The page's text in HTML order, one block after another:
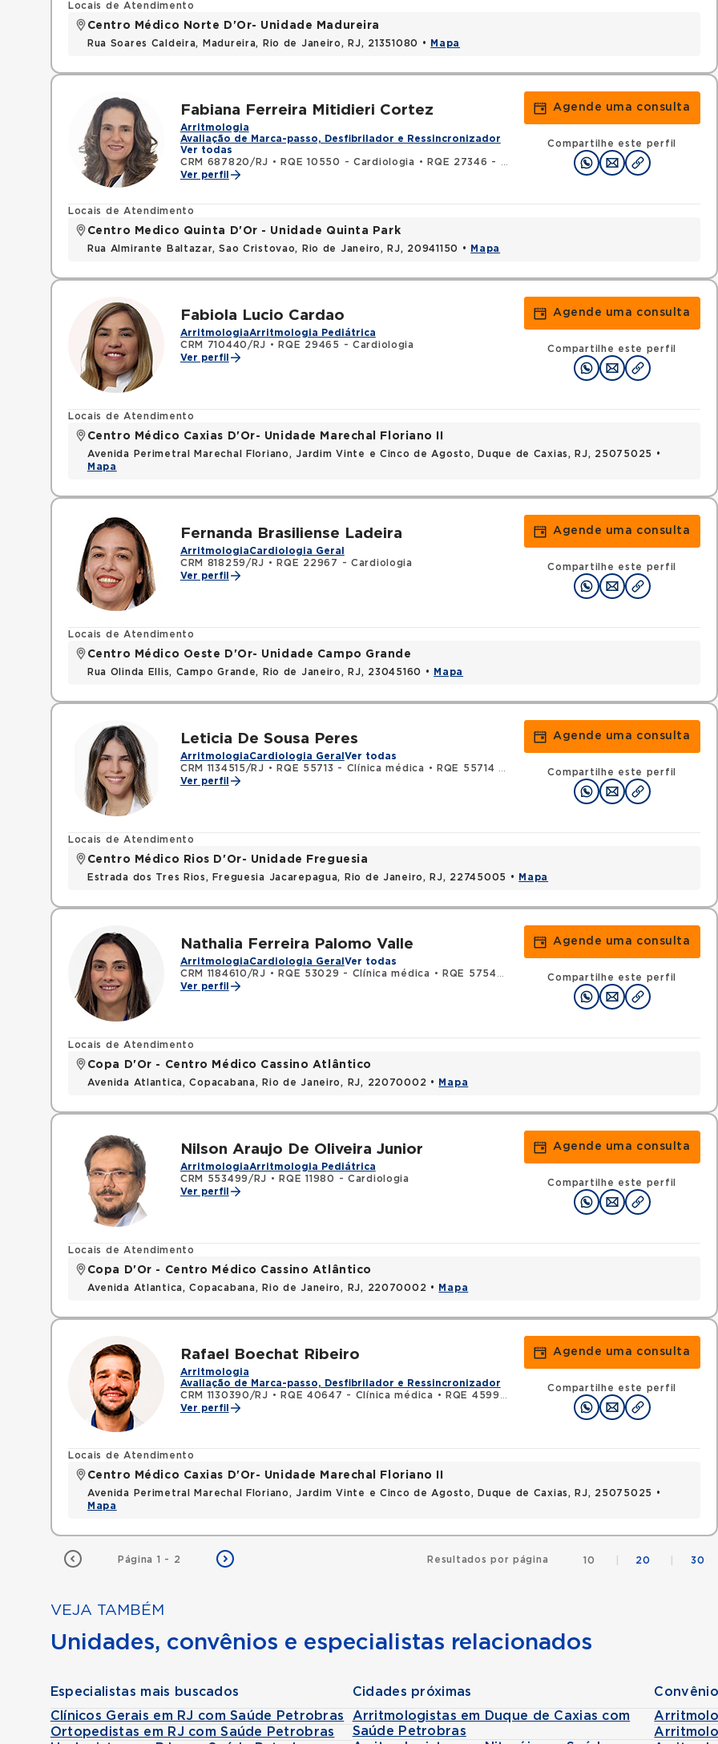
Locais de Atendimento
Centro Médico Norte D'Or- Unidade Madureira
Rua Soares Caldeira, Madureira, Rio de Janeiro, RJ, 21351080 • Mapa
Fabiana Ferreira Mitidieri Cortez
Arritmologia
Avaliação de Marca-passo, Desfibrilador e Ressincronizador
Ver todas
CRM 687820/RJ • RQE 10550 - Cardiologia •
RQE 27346 - Clínica médica
Ver perfil
Agende uma consulta
Compartilhe este perfil
Locais de Atendimento
Centro Medico Quinta D'Or - Unidade Quinta Park
Rua Almirante Baltazar, Sao Cristovao, Rio de Janeiro, RJ, 20941150 • Mapa
Fabiola Lucio Cardao
ArritmologiaArritmologia Pediátrica
CRM 710440/RJ •
RQE 29465 - Cardiologia
Ver perfil
Agende uma consulta
Compartilhe este perfil
Locais de Atendimento
Centro Médico Caxias D'Or- Unidade Marechal Floriano II
Avenida Perimetral Marechal Floriano, Jardim Vinte e Cinco de Agosto, Duque de Caxias, RJ, 25075025 •
Mapa
Fernanda Brasiliense Ladeira
ArritmologiaCardiologia Geral
CRM 818259/RJ •
RQE 22967 - Cardiologia
Ver perfil
Agende uma consulta
Compartilhe este perfil
Locais de Atendimento
Centro Médico Oeste D'Or- Unidade Campo Grande
Rua Olinda Ellis, Campo Grande, Rio de Janeiro, RJ, 23045160 • Mapa
Leticia De Sousa Peres
ArritmologiaCardiologia Geral Ver todas
CRM 1134515/RJ • RQE 55713 - Clínica médica •
RQE 55714 - Cardiologia
Ver perfil
Agende uma consulta
Compartilhe este perfil
Locais de Atendimento
Centro Médico Rios D'Or- Unidade Freguesia
Estrada dos Tres Rios, Freguesia Jacarepagua, Rio de Janeiro, RJ, 22745005 • Mapa
Nathalia Ferreira Palomo Valle
ArritmologiaCardiologia Geral Ver todas
CRM 1184610/RJ • RQE 53029 - Clínica médica •
RQE 57543 - Cardiologia
Ver perfil
Agende uma consulta
Compartilhe este perfil
Locais de Atendimento
Copa D'Or - Centro Médico Cassino Atlântico
Avenida Atlantica, Copacabana, Rio de Janeiro, RJ, 22070002 • Mapa
Nilson Araujo De Oliveira Junior
ArritmologiaArritmologia Pediátrica
CRM 553499/RJ •
RQE 11980 - Cardiologia
Ver perfil
Agende uma consulta
Compartilhe este perfil
Locais de Atendimento
Copa D'Or - Centro Médico Cassino Atlântico
Avenida Atlantica, Copacabana, Rio de Janeiro, RJ, 22070002 • Mapa
Rafael Boechat Ribeiro
Arritmologia
Avaliação de Marca-passo, Desfibrilador e Ressincronizador
CRM 1130390/RJ • RQE 40647 - Clínica médica •
RQE 45999 - Cardiologia
Ver perfil
Agende uma consulta
Compartilhe este perfil
Locais de Atendimento
Centro Médico Caxias D'Or- Unidade Marechal Floriano II
Avenida Perimetral Marechal Floriano, Jardim Vinte e Cinco de Agosto, Duque de Caxias, RJ, 25075025 •
Mapa
Página 1 - 2 Resultados por página 10 20 30
VEJA TAMBÉM
Unidades, convênios e especialistas relacionados
Especialistas mais buscados
Clínicos Gerais em RJ com Saúde Petrobras
Ortopedistas em RJ com Saúde Petrobras
Cidades próximas
Arritmologistas em Duque de Caxias com
Saúde Petrobras